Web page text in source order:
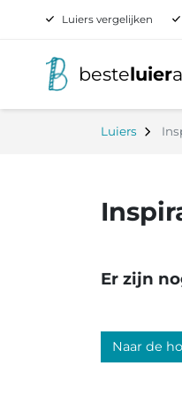
Luiers vergelijken
besteluier
Luiers
Er zijn
Naar de